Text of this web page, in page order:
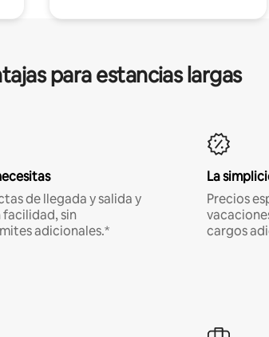
para estancias largas
de llegada y salida y
facilidad, sin
adicionales.*
La
Precios
cargos